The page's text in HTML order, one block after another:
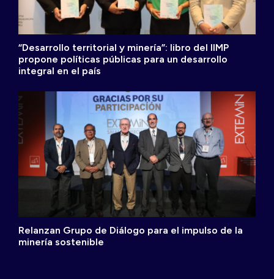
“Desarrollo territorial y minería”: libro del IIMP
propone políticas públicas para un desarrollo
integral en el país
Relanzan Grupo de Diálogo para el impulso de la
minería sostenible